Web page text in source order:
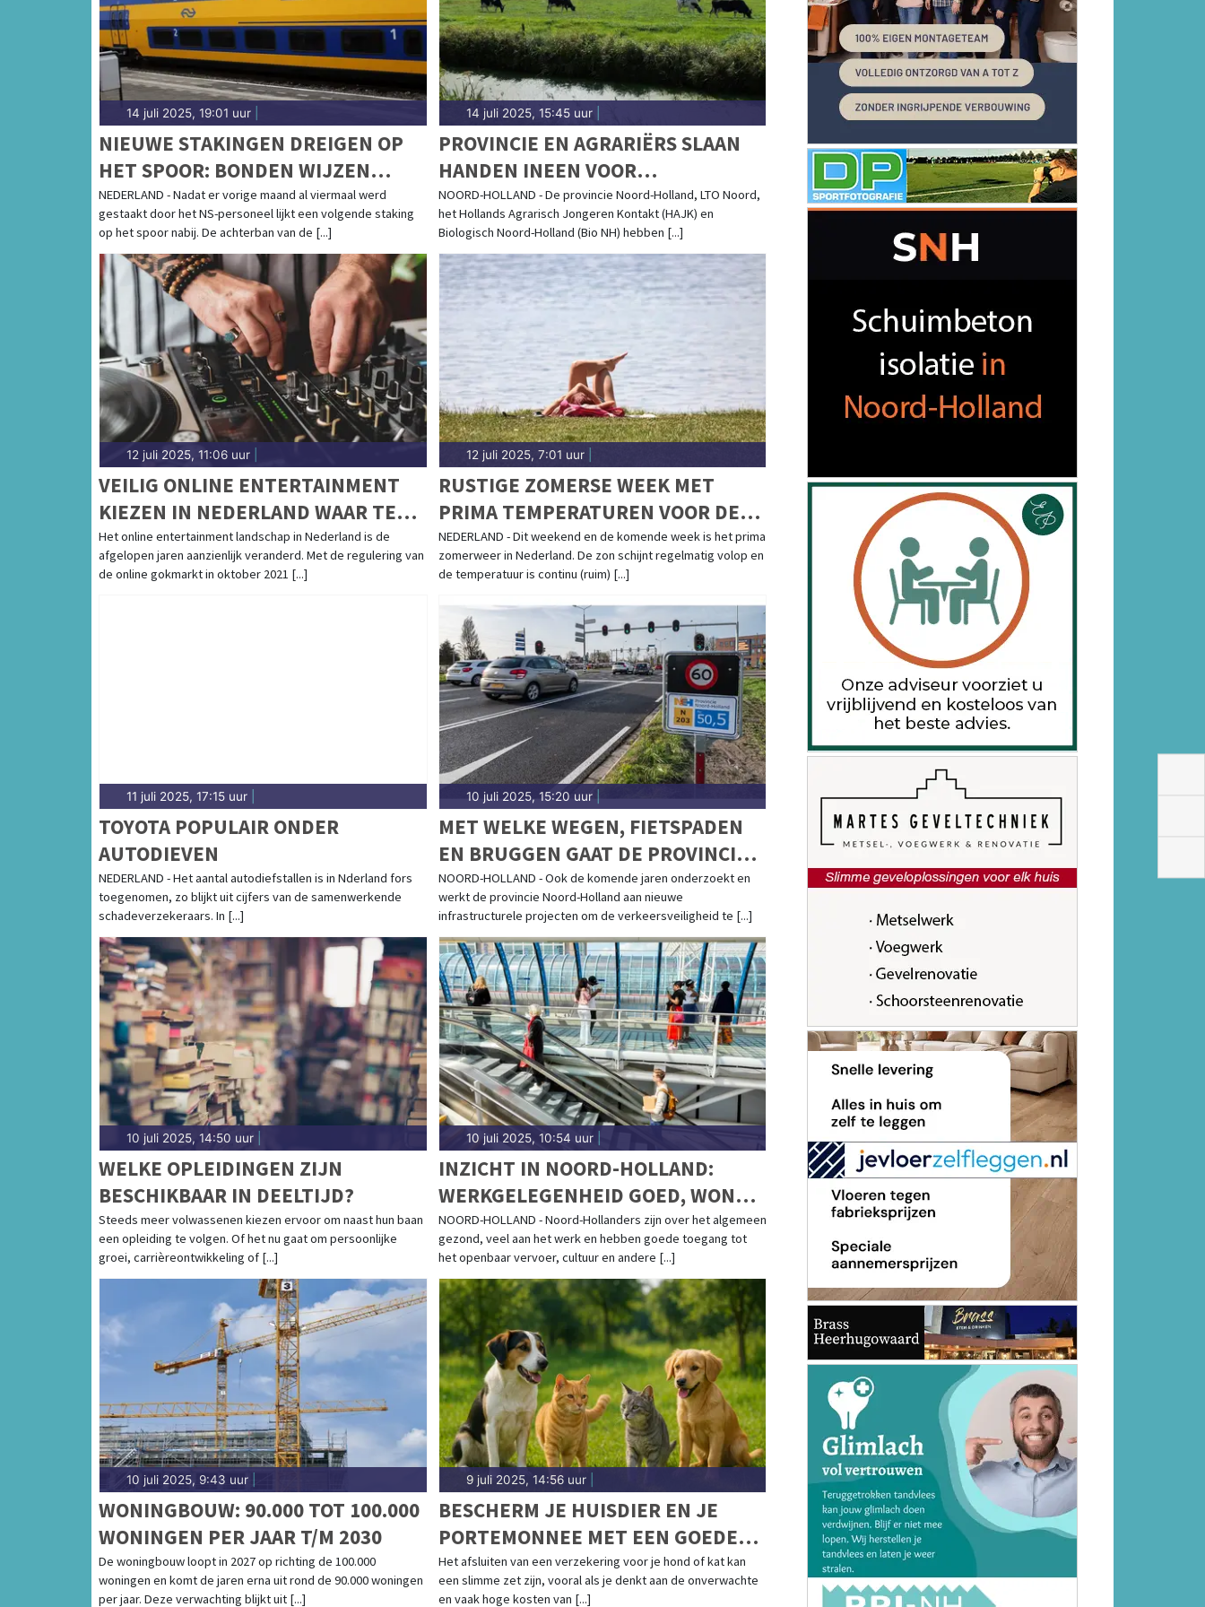
Coolplein in Heerhugowaard of het Waagplein in Alkmaar. Algemeen nieuws over het weer in de
regio vind je hier!
14 juli 2025, 19:01 uur
NIEUWE STAKINGEN DREIGEN OP
HET SPOOR: BONDEN WIJZEN
EINDAANBOD NS AF
NEDERLAND - Nadat er vorige maand al viermaal werd
gestaakt door het NS-personeel lijkt een volgende staking
op het spoor nabij. De achterban van de [...]
14 juli 2025, 15:45 uur|
PROVINCIE EN AGRARIËRS SLAAN
HANDEN INEEN VOOR
STIKSTOFAANPAK EN
NATUURHERSTEL
NOORD-HOLLAND - De provincie Noord-Holland, LTO Noord,
het Hollands Agrarisch Jongeren Kontakt (HAJK) en
Biologisch Noord-Holland (Bio NH) hebben [...]
12 juli 2025, 11:06 uur
VEILIG ONLINE ENTERTAINMENT
KIEZEN IN NEDERLAND WAAR TE
BEGINNEN
Het online entertainment landschap in Nederland is de
afgelopen jaren aanzienlijk veranderd. Met de regulering van
de online gokmarkt in oktober 2021 [...]
12 juli 2025, 7:01 uur|
RUSTIGE ZOMERSE WEEK MET
PRIMA TEMPERATUREN VOOR DE
BOEG
NEDERLAND - Dit weekend en de komende week is het prima
zomerweer in Nederland. De zon schijnt regelmatig volop en
de temperatuur is continu (ruim) [...]
11 juli 2025, 17:15 uur
TOYOTA POPULAIR ONDER
AUTODIEVEN
NEDERLAND - Het aantal autodiefstallen is in Nderland fors
toegenomen, zo blijkt uit cijfers van de samenwerkende
schadeverzekeraars. In [...]
10 juli 2025, 15:20 uur|
MET WELKE WEGEN, FIETSPADEN
EN BRUGGEN GAAT DE PROVINCIE
DE KOMENDE 8 JAAR AAN DE SLAG?
NOORD-HOLLAND - Ook de komende jaren onderzoekt en
werkt de provincie Noord-Holland aan nieuwe
infrastructurele projecten om de verkeersveiligheid te [...]
10 juli 2025, 14:50 uur
WELKE OPLEIDINGEN ZIJN
BESCHIKBAAR IN DEELTIJD?
Steeds meer volwassenen kiezen ervoor om naast hun baan
een opleiding te volgen. Of het nu gaat om persoonlijke
groei, carrièreontwikkeling of [...]
10 juli 2025, 10:54 uur|
INZICHT IN NOORD-HOLLAND:
WERKGELEGENHEID GOED, WONEN
VRAAGT AANDACHT
NOORD-HOLLAND - Noord-Hollanders zijn over het algemeen
gezond, veel aan het werk en hebben goede toegang tot
het openbaar vervoer, cultuur en andere [...]
10 juli 2025, 9:43 uur
WONINGBOUW: 90.000 TOT 100.000
WONINGEN PER JAAR T/M 2030
De woningbouw loopt in 2027 op richting de 100.000
woningen en komt de jaren erna uit rond de 90.000 woningen
per jaar. Deze verwachting blijkt uit [...]
9 juli 2025, 14:56 uur|
BESCHERM JE HUISDIER EN JE
PORTEMONNEE MET EEN GOEDE
VERZEKERING
Het afsluiten van een verzekering voor je hond of kat kan
een slimme zet zijn, vooral als je denkt aan de onverwachte
en vaak hoge kosten van [...]